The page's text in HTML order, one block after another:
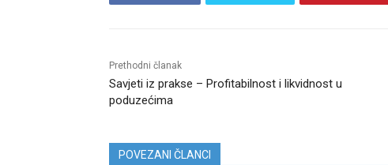
Prethodni članak
Savjeti iz prakse – Profitabilnost i likvidnost u
poduzećima
POVEZANI ČLANCI